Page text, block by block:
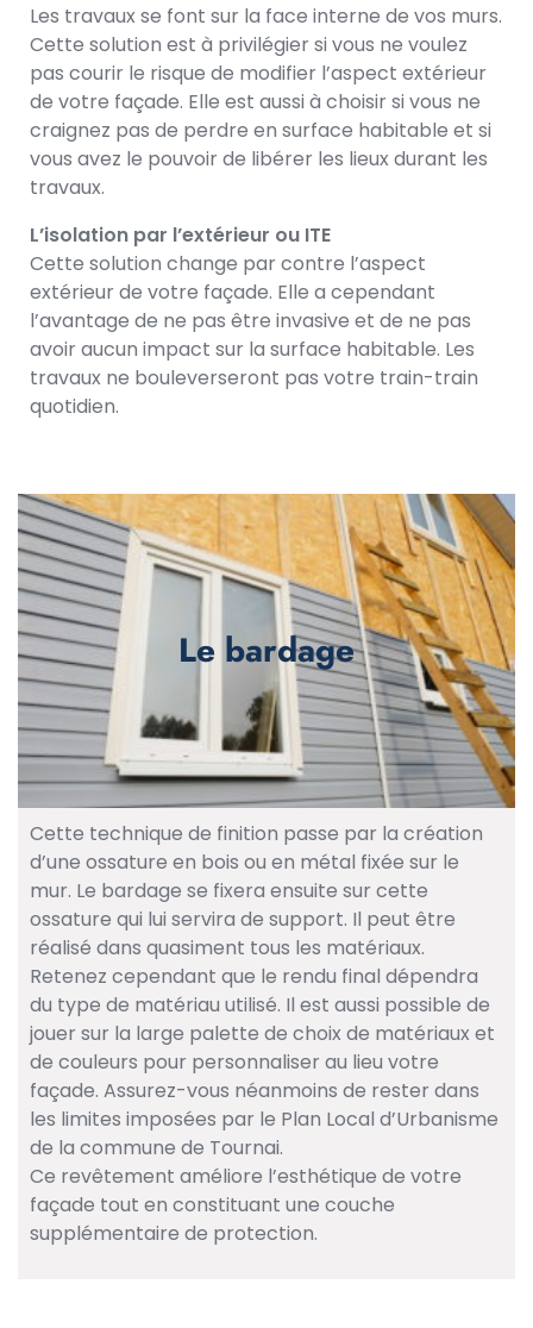
Les travaux se font sur la face interne de vos murs.
Cette solution est à privilégier si vous ne voulez
pas courir le risque de modifier l’aspect extérieur
de votre façade. Elle est aussi à choisir si vous ne
craignez pas de perdre en surface habitable et si
vous avez le pouvoir de libérer les lieux durant les
travaux.
L’isolation par l’extérieur ou ITE
Cette solution change par contre l’aspect
extérieur de votre façade. Elle a cependant
l’avantage de ne pas être invasive et de ne pas
avoir aucun impact sur la surface habitable. Les
travaux ne bouleverseront pas votre train-train
quotidien.
Le bardage
Cette technique de finition passe par la création
d’une ossature en bois ou en métal fixée sur le
mur. Le bardage se fixera ensuite sur cette
ossature qui lui servira de support. Il peut être
réalisé dans quasiment tous les matériaux.
Retenez cependant que le rendu final dépendra
du type de matériau utilisé. Il est aussi possible de
jouer sur la large palette de choix de matériaux et
de couleurs pour personnaliser au lieu votre
façade. Assurez-vous néanmoins de rester dans
les limites imposées par le Plan Local d’Urbanisme
de la commune de Tournai.
Ce revêtement améliore l’esthétique de votre
façade tout en constituant une couche
supplémentaire de protection.